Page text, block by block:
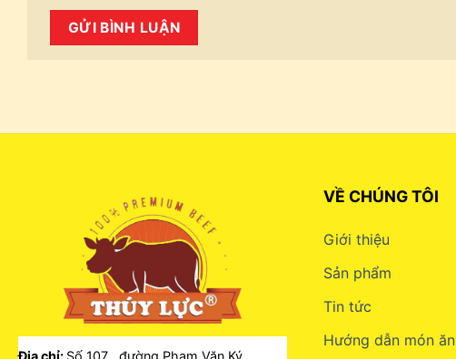
Địa chỉ: Số 107 , đường Phạm Văn Ký,
VỀ CHÚNG TÔI
Giới thiệu
Sản phẩm
Tin tức
Hướng dẫn món ăn